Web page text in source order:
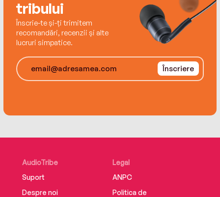
Savannah air this Christmas.
tribului
Înscrie-te și-ți trimitem
recomandări, recenzii și alte
lucruri simpatice.
Înscriere
AudioTribe
Suport
Despre noi
Legal
ANPC
Politica de